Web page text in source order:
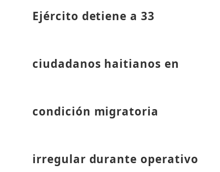
Ejército detiene a 33
ciudadanos haitianos en
condición migratoria
irregular durante operativo